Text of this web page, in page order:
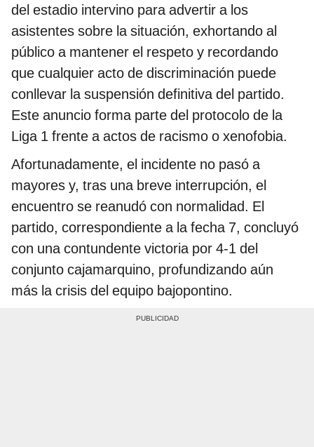
del estadio intervino para advertir a los
asistentes sobre la situación, exhortando al
público a mantener el respeto y recordando
que cualquier acto de discriminación puede
conllevar la suspensión definitiva del partido.
Este anuncio forma parte del protocolo de la
Liga 1 frente a actos de racismo o xenofobia.
Afortunadamente, el incidente no pasó a
mayores y, tras una breve interrupción, el
encuentro se reanudó con normalidad. El
partido, correspondiente a la fecha 7, concluyó
con una contundente victoria por 4-1 del
conjunto cajamarquino, profundizando aún
más la crisis del equipo bajopontino.